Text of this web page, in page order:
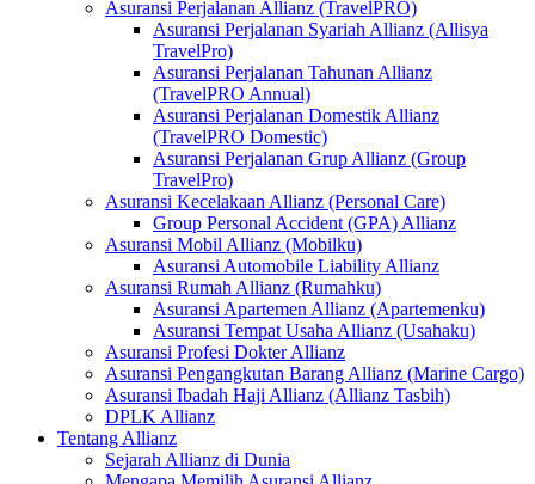
Asuransi Perjalanan Allianz (TravelPRO)
Asuransi Perjalanan Syariah Allianz (Allisya
TravelPro)
Asuransi Perjalanan Tahunan Allianz
(TravelPRO Annual)
Asuransi Perjalanan Domestik Allianz
(TravelPRO Domestic)
Asuransi Perjalanan Grup Allianz (Group
TravelPro)
Asuransi Kecelakaan Allianz (Personal Care)
Group Personal Accident (GPA) Allianz
Asuransi Mobil Allianz (Mobilku)
Asuransi Automobile Liability Allianz
Asuransi Rumah Allianz (Rumahku)
Asuransi Apartemen Allianz (Apartemenku)
Asuransi Tempat Usaha Allianz (Usahaku)
Asuransi Profesi Dokter Allianz
Asuransi Pengangkutan Barang Allianz (Marine Cargo)
Asuransi Ibadah Haji Allianz (Allianz Tasbih)
DPLK Allianz
Tentang Allianz
Sejarah Allianz di Dunia